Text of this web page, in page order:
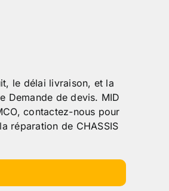
le délai livraison, et la
Demande de devis. MID
contactez-nous pour
réparation de CHASSIS